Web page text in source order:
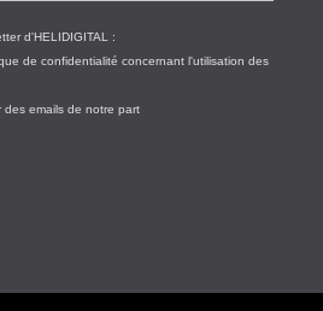
d'HELIDIGITAL :
de confidentialité concernant l'utilisation des
des emails de notre part